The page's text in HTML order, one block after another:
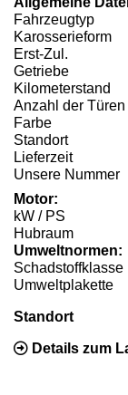
Fahrzeugtyp
Karosserieform
Erst-Zul.
Getriebe
Kilometerstand
Anzahl der Türen
Farbe
Standort
Lieferzeit
Unsere Nummer
Motor:
kW / PS
Hubraum
Umweltnormen:
Schadstoffklasse
Umweltplakette
Standort
Details zum